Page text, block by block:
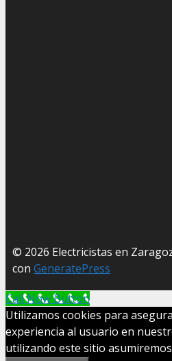
© 2026 Electricistas en
con GeneratePress
Call Now Button
Utilizamos cookies para
experiencia al usuario en
utilizando este sitio